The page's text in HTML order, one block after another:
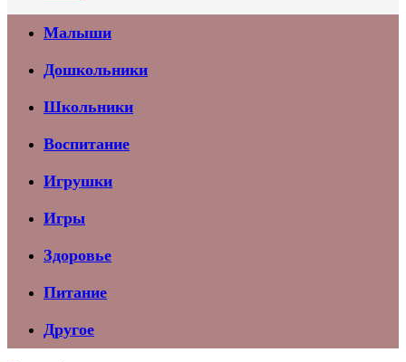
Малыши
Дошкольники
Школьники
Воспитание
Игрушки
Игры
Здоровье
Питание
Другое